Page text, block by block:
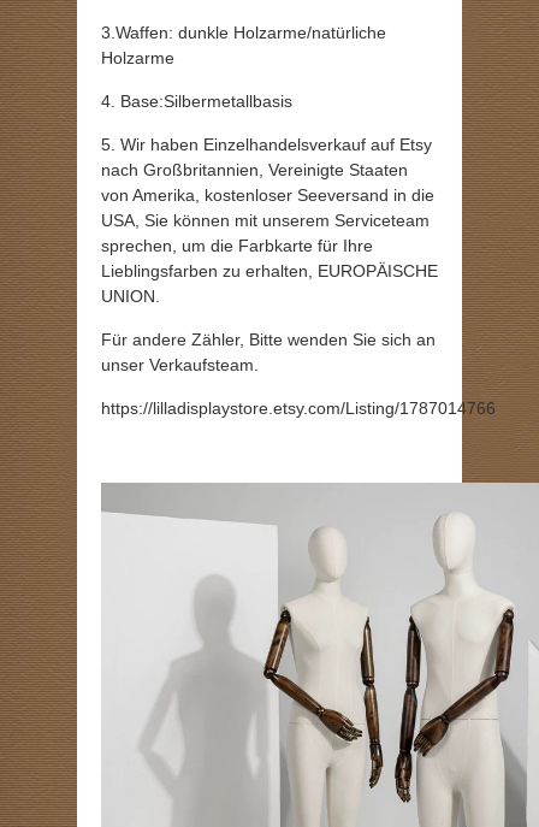
3.Waffen: dunkle Holzarme/natürliche
Holzarme
4. Base:Silbermetallbasis
5. Wir haben Einzelhandelsverkauf auf Etsy
nach Großbritannien, Vereinigte Staaten
von Amerika, kostenloser Seeversand in die
USA, Sie können mit unserem Serviceteam
sprechen, um die Farbkarte für Ihre
Lieblingsfarben zu erhalten, EUROPÄISCHE
UNION.
Für andere Zähler, Bitte wenden Sie sich an
unser Verkaufsteam.
https://lilladisplaystore.etsy.com/Listing/1787014766